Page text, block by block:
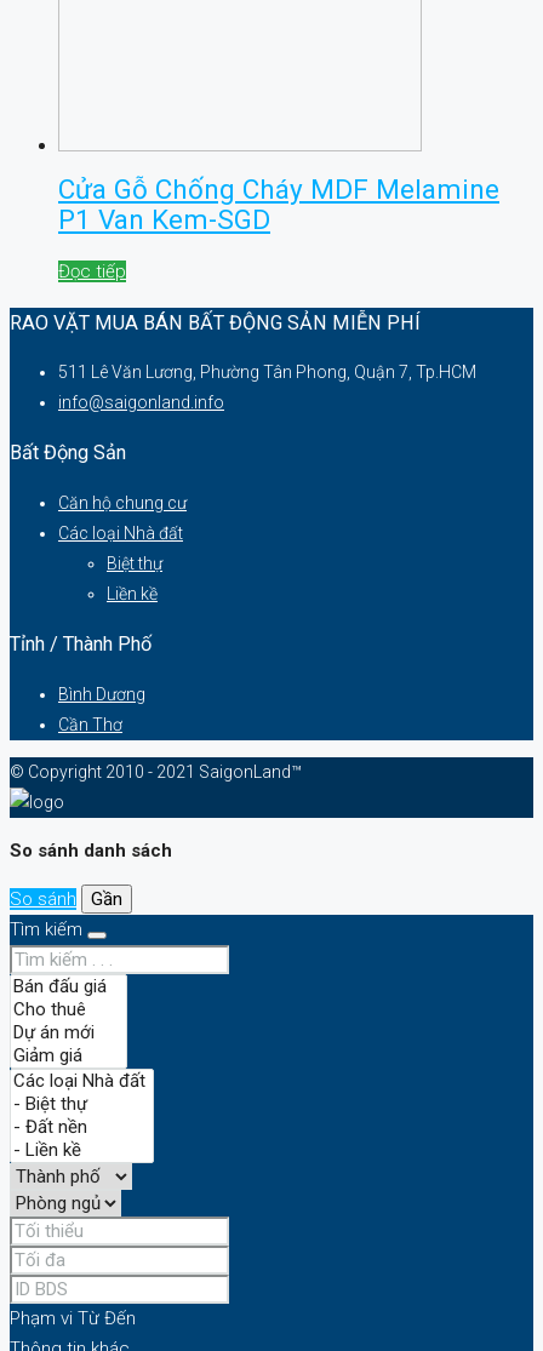
Cửa Gỗ Chống Cháy MDF Melamine
P1 Van Kem-SGD
Đọc tiếp
RAO VẶT MUA BÁN BẤT ĐỘNG SẢN MIỄN PHÍ
511 Lê Văn Lương, Phường Tân Phong, Quận 7, Tp.HCM
info@saigonland.info
Bất Động Sản
Căn hộ chung cư
Các loại Nhà đất
Biệt thự
Liền kề
Tỉnh / Thành Phố
Bình Dương
Cần Thơ
© Copyright 2010 - 2021 SaigonLand™
So sánh danh sách
So sánh
Gần
Tìm kiếm
Phạm vi Từ Đến